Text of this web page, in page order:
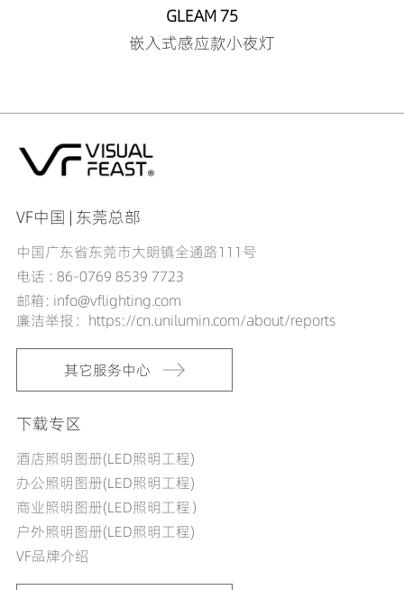
GLEAM 75
嵌入式感应款小夜灯
VF中国 | 东莞总部
中国广东省东莞市大朗镇全通路111号
电话 : 86-0769 8539 7723
邮箱: info@vflighting.com
廉洁举报：https://cn.unilumin.com/about/reports
其它服务中心
下载专区
酒店照明图册(LED照明工程)
办公照明图册(LED照明工程)
商业照明图册(LED照明工程）
户外照明图册(LED照明工程)
VF品牌介绍